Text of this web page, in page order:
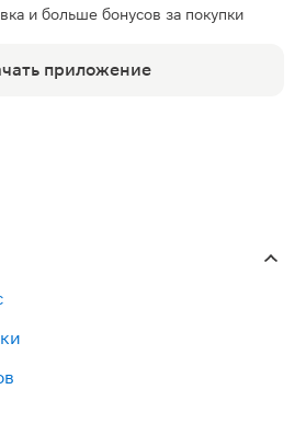
и больше бонусов за покупки
приложение